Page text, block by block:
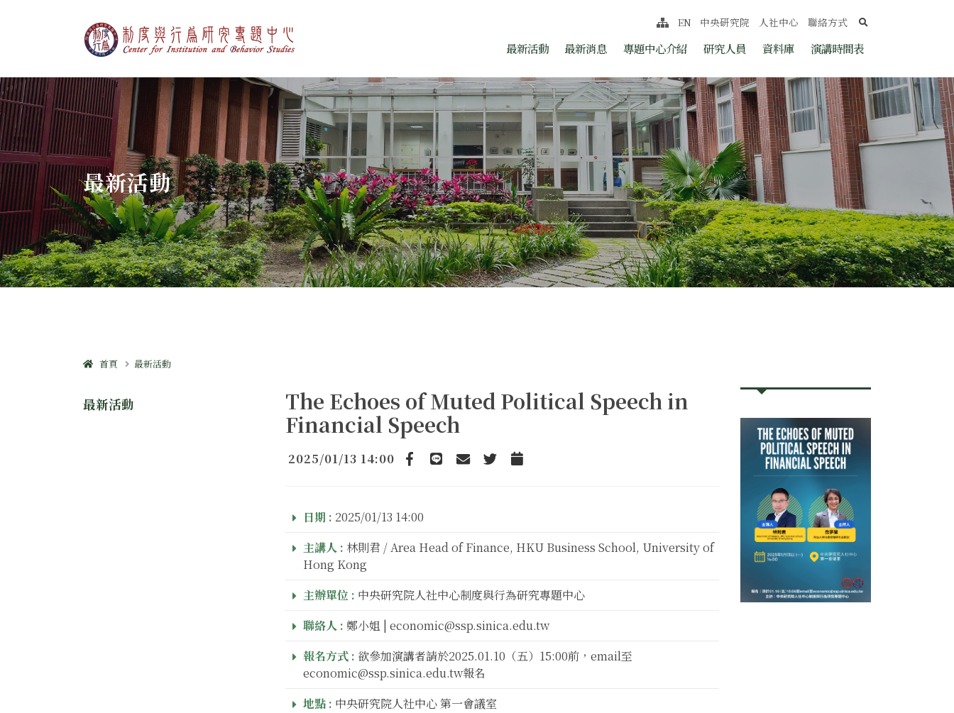
制度與行為研究專題中心 最新活動 最新消息 專題中心介紹 研究人員 資料庫 演講時間表
網站導覽
EN 中央研究院 人社中心 聯絡方式 search
:::
最新活動
首頁 最新活動
最新活動
The Echoes of Muted Political Speech in
Financial Speech
2025/01/13 14:00
Facebook TwitterAdd to Calendar
日期 : 2025/01/13 14:00
主講人 : 林則君 / Area Head of Finance, HKU Business School, University of
Hong Kong
主辦單位 : 中央研究院人社中心制度與行為研究專題中心
聯絡人 : 鄭小姐 | economic@ssp.sinica.edu.tw
報名方式 : 欲參加演講者請於2025.01.10（五）15:00前，email至
economic@ssp.sinica.edu.tw報名
地點 : 中央研究院人社中心 第一會議室